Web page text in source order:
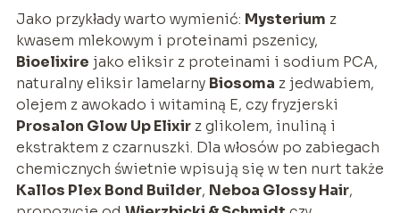
Jako przykłady warto wymienić: Mysterium z
kwasem mlekowym i proteinami pszenicy,
Bioelixire jako eliksir z proteinami i sodium PCA,
naturalny eliksir lamelarny Biosoma z jedwabiem,
olejem z awokado i witaminą E, czy fryzjerski
Prosalon Glow Up Elixirz glikolem, inuliną i
ekstraktem z czarnuszki. Dla włosów po zabiegach
chemicznych świetnie wpisują się w ten nurt także
Kallos Plex Bond Builder, Neboa Glossy Hair,